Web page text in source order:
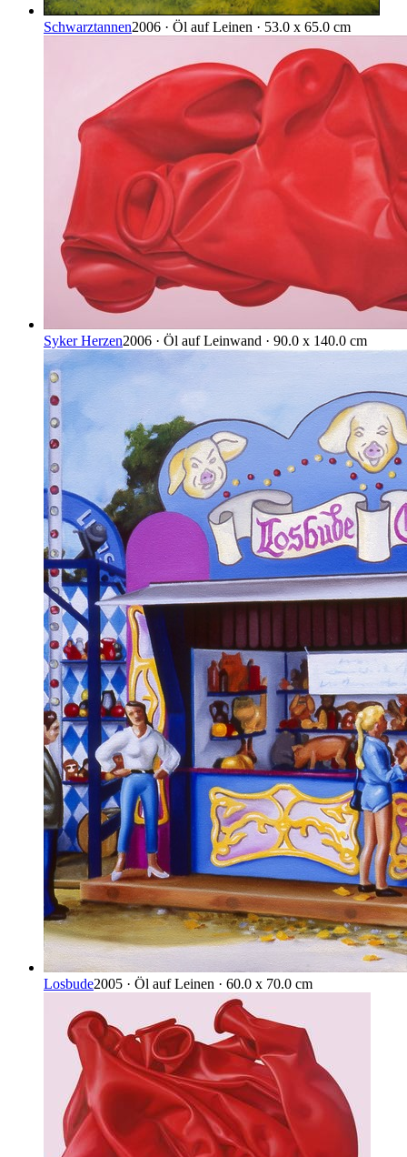
Schwarztannen2006 · Öl auf Leinen · 53.0 x 65.0 cm
Syker Herzen2006 · Öl auf Leinwand · 90.0 x 140.0 cm
Losbude2005 · Öl auf Leinen · 60.0 x 70.0 cm